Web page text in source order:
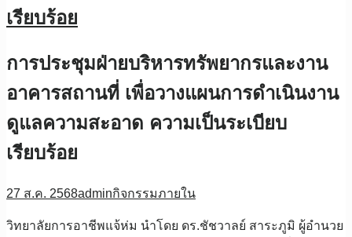
เรียบร้อย
การประชุมฝ่ายบริหารทรัพยากรและงาน
อาคารสถานที่ เพื่อวางแผนการดำเนินงาน
ดูแลความสะอาด ความเป็นระเบียบ
เรียบร้อย
27 ส.ค. 2568adminกิจกรรมภายใน
วิทยาลัยการอาชีพแจ้ห่ม นำโดย ดร.ชัชวาลย์ สาระภูมิ ผู้อำนวย